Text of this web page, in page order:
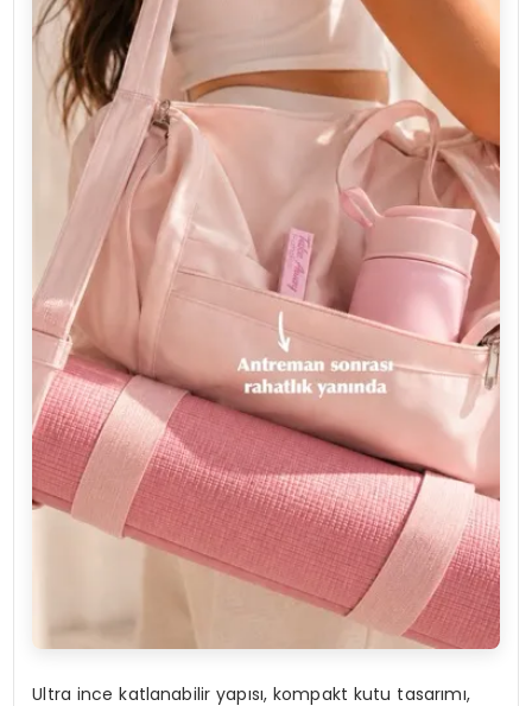
Ultra ince katlanabilir yapısı, kompakt kutu tasarımı,